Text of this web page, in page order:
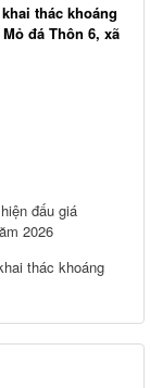
thác khoáng
đá Thôn 6, xã
đấu giá
2026
thác khoáng